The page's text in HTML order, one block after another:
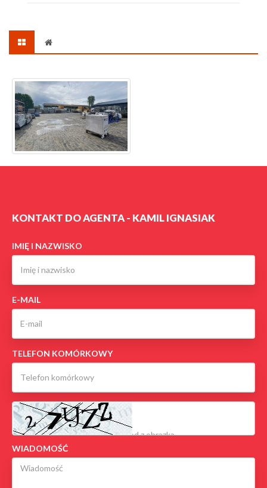
KONTAKT DO AGENTA - KAMIL IGNASIAK
IMIĘ I NAZWISKO
E-MAIL
TELEFON KOMÓRKOWY
WIADOMOŚĆ